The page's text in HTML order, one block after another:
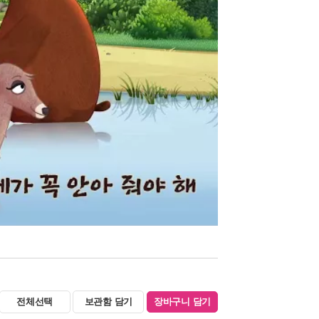
전체선택 보관함 담기 장바구니 담기